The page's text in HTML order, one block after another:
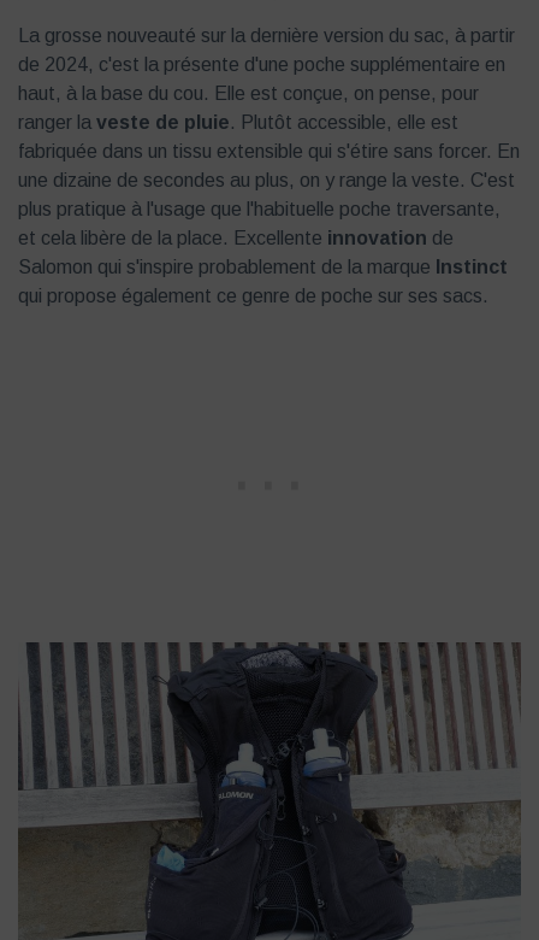
La grosse nouveauté sur la dernière version du sac, à partir
de 2024, c'est la présente d'une poche supplémentaire en
haut, à la base du cou. Elle est conçue, on pense, pour
ranger la veste de pluie. Plutôt accessible, elle est
fabriquée dans un tissu extensible qui s'étire sans forcer. En
une dizaine de secondes au plus, on y range la veste. C'est
plus pratique à l'usage que l'habituelle poche traversante,
et cela libère de la place. Excellente innovation de
Salomon qui s'inspire probablement de la marque Instinct
qui propose également ce genre de poche sur ses sacs.